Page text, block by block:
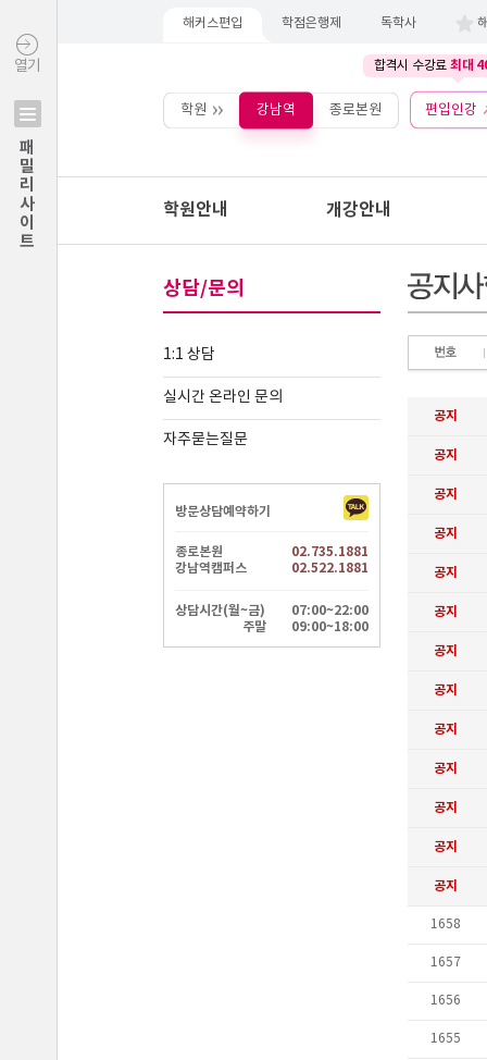
열기
패밀리사이트
해커스편입 학점은행제 독학사
합격시 수강료 최대
학원 강남역 종로본원 편입인강
학원안내 개강안내
상담/문의
1:1 상담
실시간 온라인 문의
자주묻는질문
방문상담예약하기
종로본원
02.735.1881
강남역캠퍼스
02.522.1881
상담시간(월~금)
07:00~22:00
주말
09:00~18:00